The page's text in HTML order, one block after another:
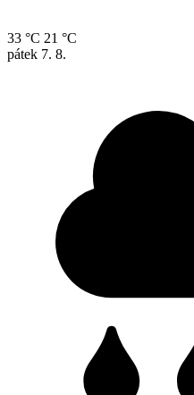
33 °C 21 °C
pátek 7. 8.